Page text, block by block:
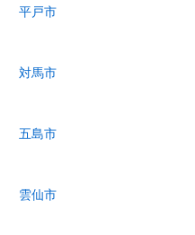
平戸市
対馬市
五島市
雲仙市